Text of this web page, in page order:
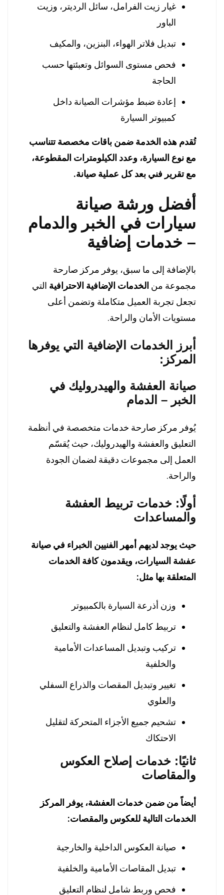
غيار زيت الفرامل، سائل الرديتر، وزيت
الباور
تبديل فلاتر الهواء، البنزين، والمكيف
فحص مستوى السوائل وتعبئتها حسب
الحاجة
إعادة ضبط مؤشرات الصيانة داخل
كمبيوتر السيارة
تُقدم هذه الخدمة ضمن باقات مخصصة تتناسب
مع نوع السيارة، وعدد الكيلومترات المقطوعة،
مع تقرير فني بعد كل عملية صيانة.
أفضل ورشة صيانة
سيارات في الخبر والدمام
– خدمات إضافية
بالإضافة إلى ما سبق، يوفر مركز صارحة
مجموعة من الخدمات الإضافية الاحترافية التي
تجعل تجربة العميل متكاملة وتضمن أعلى
مستويات الأمان والراحة.
أبرز الخدمات الإضافية التي يوفرها
المركز:
صيانة العفشة والهيدروليك في
الخبر – الدمام
يُوفر مركز صارحة خدمات متخصصة في أنظمة
التعليق والعفشة والهيدروليك، حيث يُقسّم
العمل إلى مجموعات دقيقة لضمان الجودة
والراحة.
أولًا: خدمات تربيط العفشة
والمساعدات
حيث يوجد لديهم أمهر الفنيين الخبراء في صيانة
عفشة السيارات، ويقدمون كافة الخدمات
المتعلقة بها مثل:
وزن أذرعة السيارة بالكمبيوتر
تربيط كامل لنظام العفشة والتعليق
تركيب وتبديل المساعدات الأمامية
والخلفية
تغيير وتبديل المقصات والذراع السفلي
والعلوي
تشحيم جميع الأجزاء المتحركة لتقليل
الاحتكاك
ثانيًا: خدمات إصلاح العكوس
والمقاصات
أيضاً من ضمن خدمات العفشة، يوفر المركز
الخدمات التالية للعكوس والمقصات:
صيانة العكوس الداخلية والخارجية
تبديل المقاصات الأمامية والخلفية
فحص وربط شامل لنظام التعليق